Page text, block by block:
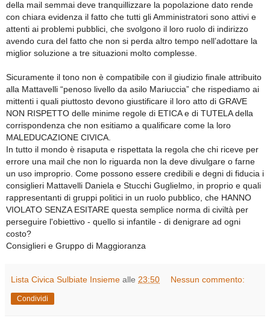
della mail semmai deve tranquillizzare la popolazione dato rende
con chiara evidenza il fatto che tutti gli Amministratori sono attivi e
attenti ai problemi pubblici, che svolgono il loro ruolo di indirizzo
avendo cura del fatto che non si perda altro tempo nell’adottare la
miglior soluzione a tre situazioni molto complesse.
Sicuramente il tono non è compatibile con il giudizio finale attribuito
alla Mattavelli “penoso livello da asilo Mariuccia” che rispediamo ai
mittenti i quali piuttosto devono giustificare il loro atto di GRAVE
NON RISPETTO delle minime regole di ETICA e di TUTELA della
corrispondenza che non esitiamo a qualificare come la loro
MALEDUCAZIONE CIVICA.
In tutto il mondo è risaputa e rispettata la regola che chi riceve per
errore una mail che non lo riguarda non la deve divulgare o farne
un uso improprio. Come possono essere credibili e degni di fiducia i
consiglieri Mattavelli Daniela e Stucchi Guglielmo, in proprio e quali
rappresentanti di gruppi politici in un ruolo pubblico, che HANNO
VIOLATO SENZA ESITARE questa semplice norma di civiltà per
perseguire l'obiettivo - quello si infantile - di denigrare ad ogni
costo?
Consiglieri e Gruppo di Maggioranza
Lista Civica Sulbiate Insieme alle 23:50 Nessun commento:
Condividi